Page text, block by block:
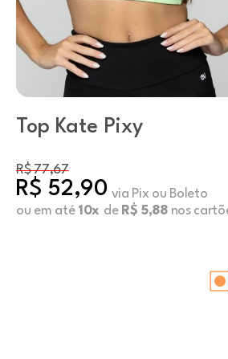
Top Kate Pixy
R$ 77,67
R$ 52,90 via Pix ou Boleto
ou em até 10x de R$ 5,88nos